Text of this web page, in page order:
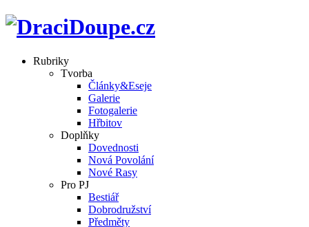
Rubriky
Tvorba
Články&Eseje
Galerie
Fotogalerie
Hřbitov
Doplňky
Dovednosti
Nová Povolání
Nové Rasy
Pro PJ
Bestiář
Dobrodružství
Předměty